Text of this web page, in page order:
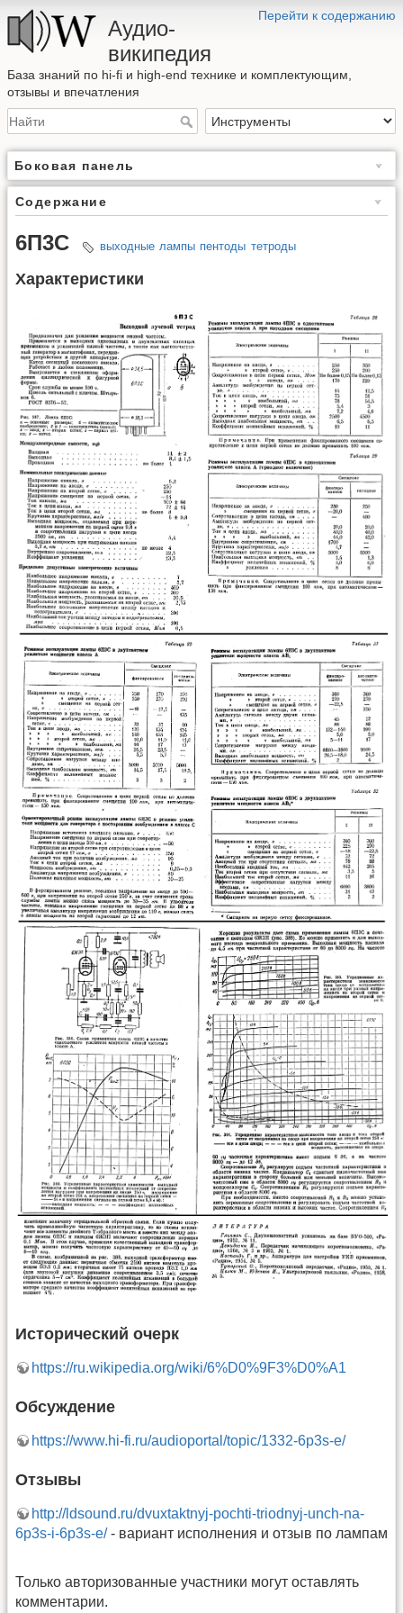
Перейти к содержанию
Аудио-
википедия
База знаний по hi-fi и high-end технике и комплектующим,
отзывы и впечатления
Боковая панель
Содержание
6П3С выходные лампы пентоды тетроды
Характеристики
Исторический очерк
https://ru.wikipedia.org/wiki/6%D0%9F3%D0%A1
Обсуждение
https://www.hi-fi.ru/audioportal/topic/1332-6p3s-e/
Отзывы
http://ldsound.ru/dvuxtaktnyj-pochti-triodnyj-unch-na-
6p3s-i-6p3s-e/- вариант исполнения и отзыв по лампам
Только авторизованные участники могут оставлять
комментарии.